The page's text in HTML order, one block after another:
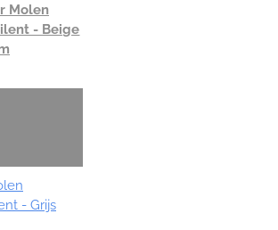
Molen
- Beige